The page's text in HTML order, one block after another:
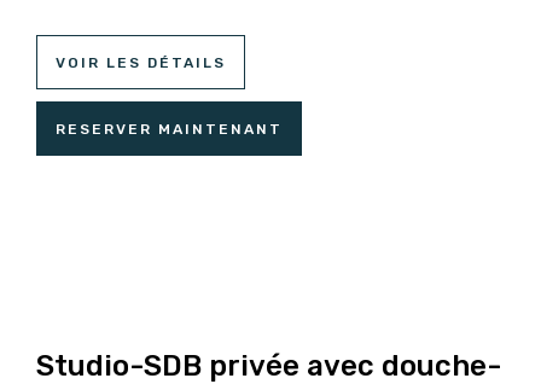
VOIR LES DÉTAILS
RESERVER MAINTENANT
Studio-SDB privée avec douche-